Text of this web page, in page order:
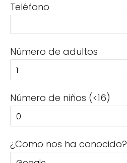
Teléfono
Número de adultos
Número de niños (<16)
¿Como nos ha conocido?